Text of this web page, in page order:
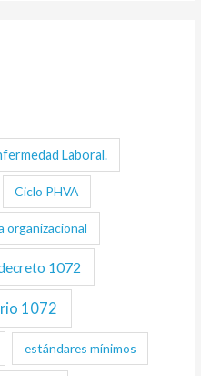
Laboral.
Ciclo PHVA
organizacional
1072
1072
estándares mínimos